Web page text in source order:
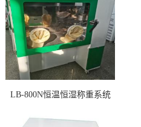
LB-800N恒温恒湿称重系统